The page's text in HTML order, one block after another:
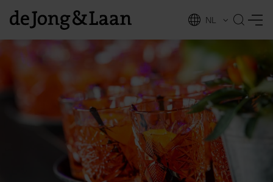
NL
EN